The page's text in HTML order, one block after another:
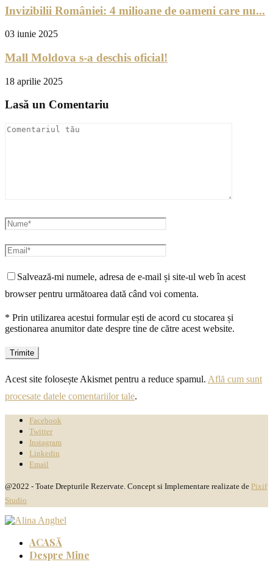
Invizibilii României: 4 milioane de oameni care nu...
03 iunie 2025
Mall Moldova s-a deschis oficial!
18 aprilie 2025
Lasă un Comentariu
Salvează-mi numele, adresa de e-mail și site-ul web în acest
browser pentru următoarea dată când voi comenta.
* Prin utilizarea acestui formular ești de acord cu stocarea și
gestionarea anumitor date despre tine de către acest website.
Acest site folosește Akismet pentru a reduce spamul. Află cum sunt
procesate datele comentariilor tale.
Facebook
Twitter
Instagram
Linkedin
Email
@2022 - Toate Drepturile Rezervate. Concept si Implementare realizate de Pixif
Studio
ACASĂ
Despre Mine